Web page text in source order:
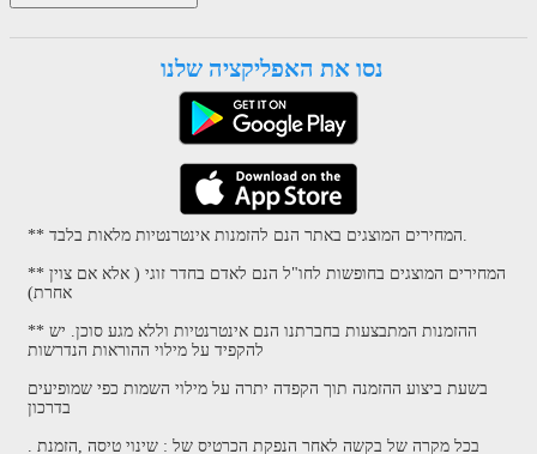
נסו את האפליקציה שלנו
** המחירים המוצגים בחופשות לחו"ל הנם לאדם בחדר זוגי ( אלא אם צוין
אחרת)
** ההזמנות המתבצעות בחברתנו הנם אינטרנטיות וללא מגע סוכן. יש
להקפיד על מילוי ההוראות הנדרשות
בשעת ביצוע ההזמנה תוך הקפדה יתרה על מילוי השמות כפי שמופיעים
בדרכון